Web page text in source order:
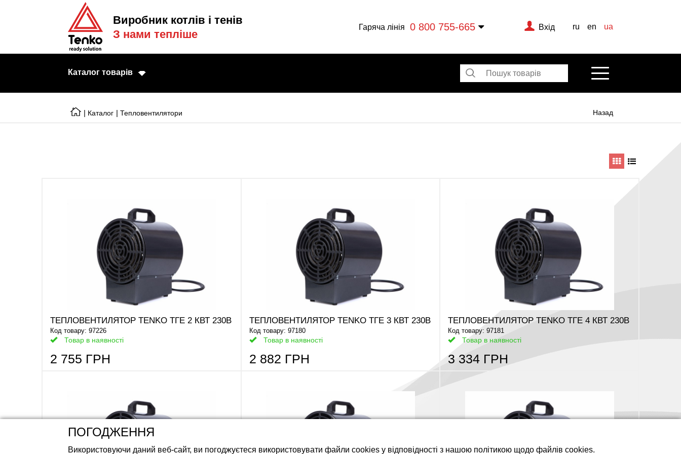
Виробник котлів і тенів
З нами тепліше
Гаряча лінія 0 800 755-665 Вхід ru en ua
Каталог товарів
Готові рішення
Акумуляторні батареї LiFePO4
Назад
| Каталог | Тепловентилятори
ТЕПЛОВЕНТИЛЯТОР TENKO ТГЕ 2 КВТ 230В
Код товару: 97226
Товар в наявності
2 755 ГРН
ТЕПЛОВЕНТИЛЯТОР TENKO ТГЕ 3 КВТ 230В
Код товару: 97180
Товар в наявності
2 882 ГРН
ТЕПЛОВЕНТИЛЯТОР TENKO ТГЕ 4 КВТ 230В
Код товару: 97181
Товар в наявності
3 334 ГРН
ПОГОДЖЕННЯ
Використовуючи даний веб-сайт, ви погоджуєтеся використовувати файли cookies у відповідності з нашою політикою щодо файлів cookies.